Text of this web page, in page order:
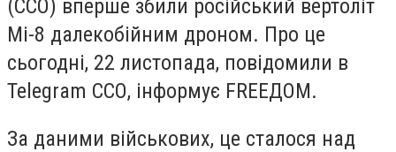
(ССО) вперше збили російський вертоліт
Мі-8 далекобійним дроном. Про це
сьогодні, 22 листопада, повідомили в
Telegram ССО, інформує FREEДОМ.
За даними військових, це сталося над